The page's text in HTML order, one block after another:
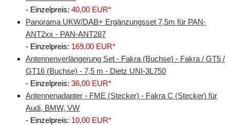
- Einzelpreis: 40,00 EUR*
Panorama UKW/DAB+ Ergänzungsset 7,5m für PAN-
ANT2xx - PAN-ANT287
- Einzelpreis: 169,00 EUR*
Antennenverlängerung Set - Fakra (Buchse) - Fakra / GT5 /
GT16 (Buchse) - 7,5 m - Dietz UNI-3L750
- Einzelpreis: 36,00 EUR*
Antennenadapter - FME (Stecker) - Fakra C (Stecker) für
Audi, BMW, VW
- Einzelpreis: 10,00 EUR*